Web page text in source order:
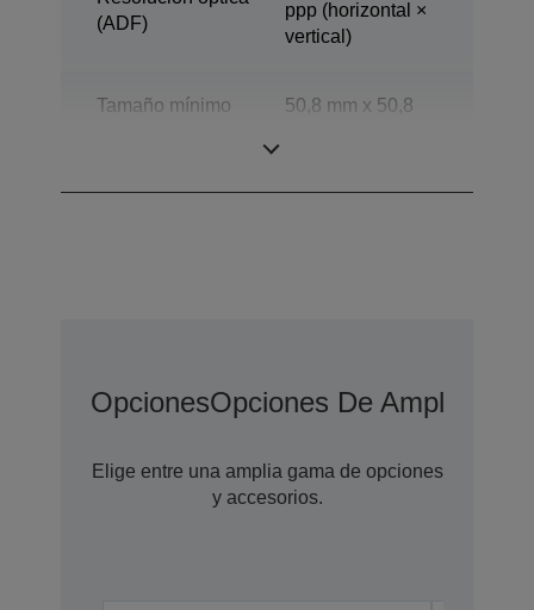
(ADF)
ppp (horizontal ×
vertical)
Tamaño mínimo
50,8 mm x 50,8
OpcionesOpciones De Ampliación
Elige entre una amplia gama de opciones
y accesorios.